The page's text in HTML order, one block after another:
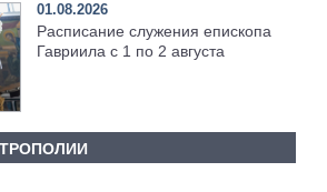
01.08.2026
Расписание служения епископа
Гавриила с 1 по 2 августа